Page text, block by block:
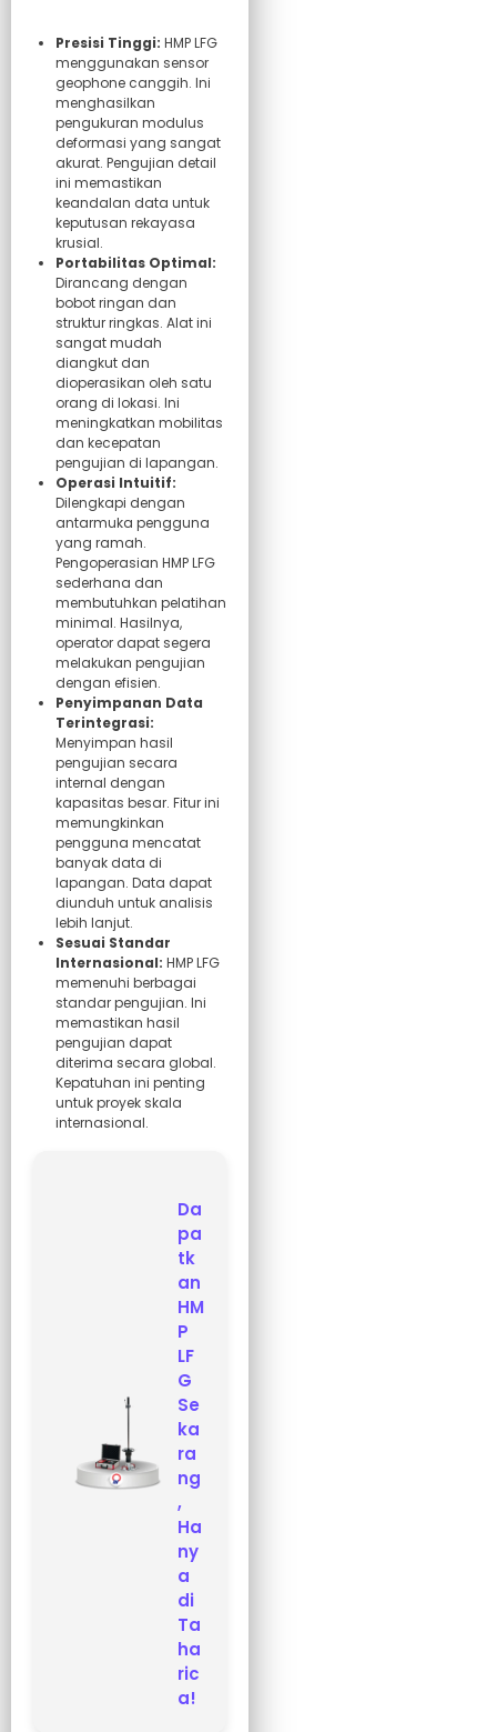
Presisi Tinggi: HMP LFG
menggunakan sensor
geophone canggih. Ini
menghasilkan
pengukuran modulus
deformasi yang sangat
akurat. Pengujian detail
ini memastikan
keandalan data untuk
keputusan rekayasa
krusial.
Portabilitas Optimal:
Dirancang dengan
bobot ringan dan
struktur ringkas. Alat ini
sangat mudah
diangkut dan
dioperasikan oleh satu
orang di lokasi. Ini
meningkatkan mobilitas
dan kecepatan
pengujian di lapangan.
Operasi Intuitif:
Dilengkapi dengan
antarmuka pengguna
yang ramah.
Pengoperasian HMP LFG
sederhana dan
membutuhkan pelatihan
minimal. Hasilnya,
operator dapat segera
melakukan pengujian
dengan efisien.
Penyimpanan Data
Terintegrasi:
Menyimpan hasil
pengujian secara
internal dengan
kapasitas besar. Fitur ini
memungkinkan
pengguna mencatat
banyak data di
lapangan. Data dapat
diunduh untuk analisis
lebih lanjut.
Sesuai Standar
Internasional: HMP LFG
memenuhi berbagai
standar pengujian. Ini
memastikan hasil
pengujian dapat
diterima secara global.
Kepatuhan ini penting
untuk proyek skala
internasional.
Da
pa
tk
an
HM
P
LF
G
Se
ka
ra
ng
,
Ha
ny
a
di
Ta
ha
ric
a!